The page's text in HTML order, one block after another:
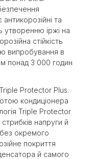
та
утворенню іржі на
стійкість
випробування в
понад 3 000 годин
Protector Plus.
кондиціонера
Triple Protector
напруги й
окремого
покриття
й самого